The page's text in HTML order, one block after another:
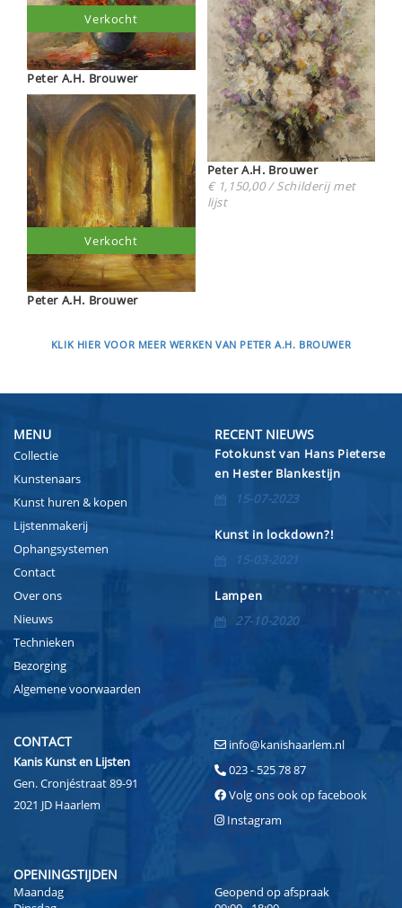
Peter A.H. Brouwer
Verkocht
Peter A.H. Brouwer
Verkocht
Peter A.H. Brouwer
€ 1,150,00 / Schilderij met
lijst
KLIK HIER VOOR MEER WERKEN VAN PETER A.H. BROUWER
MENU
Collectie
Kunstenaars
Kunst huren & kopen
Lijstenmakerij
Ophangsystemen
Contact
Over ons
Nieuws
Technieken
Bezorging
Algemene voorwaarden
RECENT NIEUWS
Fotokunst van Hans Pieterse
en Hester Blankestijn
15-07-2023
Kunst in lockdown?!
15-03-2021
Lampen
27-10-2020
CONTACT
Kanis Kunst en Lijsten
Gen. Cronjéstraat 89-91
2021 JD Haarlem
info@kanishaarlem.nl
023 - 525 78 87
Volg ons ook op facebook
Instagram
OPENINGSTIJDEN
Maandag
Geopend op afspraak